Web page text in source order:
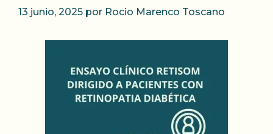
13 junio, 2025 por Rocio Marenco Toscano